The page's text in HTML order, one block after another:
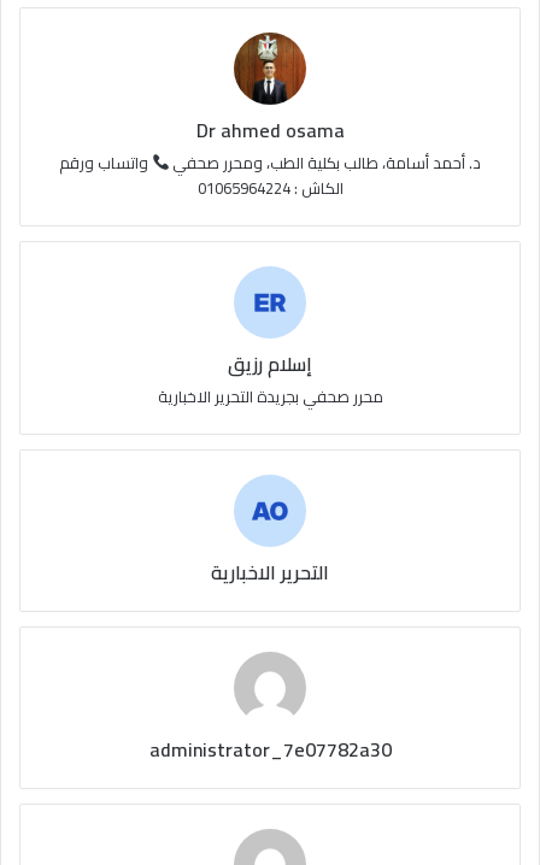
ع
R
S
S
Dr ahmed osama
د. أحمد أسامة، طالب بكلية الطب، ومحرر صحفي
واتساب ورقم
الكاش : 01065964224
إسلام رزيق
محرر صحفي بجريدة التحرير الاخبارية
التحرير الاخبارية
administrator_7e07782a30